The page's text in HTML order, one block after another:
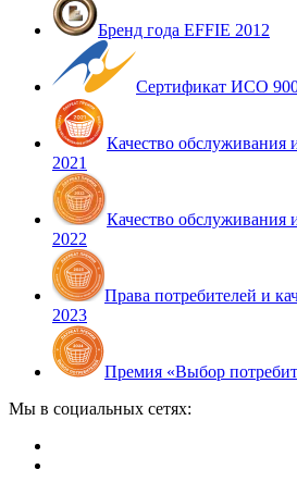
Бренд года EFFIE 2012
Сертификат ИСО
Качество обслуживания
2021
Качество обслуживания
2022
Права потребителей и
2023
Премия «Выбор
Мы в социальных сетях: